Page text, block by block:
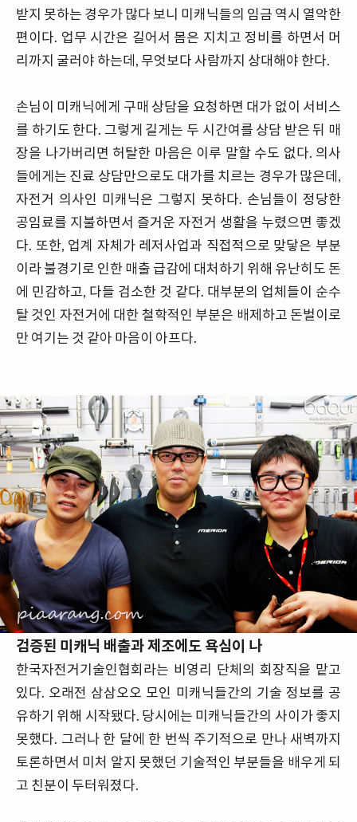
받지 못하는 경우가 많다 보니 미캐닉들의 임금 역시 열악한
편이다. 업무 시간은 길어서 몸은 지치고 정비를 하면서 머
리까지 굴러야 하는데, 무엇보다 사람까지 상대해야 한다.
손님이 미캐닉에게 구매 상담을 요청하면 대가 없이 서비스
를 하기도 한다. 그렇게 길게는 두 시간여를 상담 받은 뒤 매
장을 나가버리면 허탈한 마음은 이루 말할 수도 없다. 의사
들에게는 진료 상담만으로도 대가를 치르는 경우가 많은데,
자전거 의사인 미캐닉은 그렇지 못하다. 손님들이 정당한
공임료를 지불하면서 즐거운 자전거 생활을 누렸으면 좋겠
다. 또한, 업계 자체가 레저사업과 직접적으로 맞닿은 부분
이라 불경기로 인한 매출 급감에 대처하기 위해 유난히도 돈
에 민감하고, 다들 검소한 것 같다. 대부분의 업체들이 순수
탈 것인 자전거에 대한 철학적인 부분은 배제하고 돈벌이로
만 여기는 것 같아 마음이 아프다.
검증된 미캐닉 배출과 제조에도 욕심이 나
한국자전거기술인협회라는 비영리 단체의 회장직을 맡고
있다. 오래전 삼삼오오 모인 미캐닉들간의 기술 정보를 공
유하기 위해 시작됐다. 당시에는 미캐닉들간의 사이가 좋지
못했다. 그러나 한 달에 한 번씩 주기적으로 만나 새벽까지
토론하면서 미처 알지 못했던 기술적인 부분들을 배우게 되
고 친분이 두터워졌다.